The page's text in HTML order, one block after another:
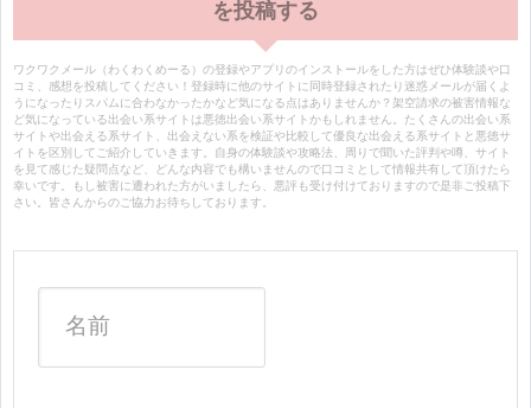
を投稿する
ワクワクメール（わくわくめーる）の登録やアプリのインストールをした方はぜひ体験談や口
コミ、感想を投稿してください！登録時に他のサイトに同時登録されたり迷惑メールが届くよ
うになったりスパムに合わなかったかなど気になる点はありませんか？架空請求の被害情報な
ど気になっている出会い系サイトは悪徳出会い系サイトかもしれません。たくさんの出会い系
サイトや出会える系サイト、出会えない系を検証や比較して優良な出会える系サイトと悪徳サ
イトを区別してご紹介していきます。自身の体験談や攻略法、周りで聞いた評判や噂、サイト
を見て感じた疑問点など、どんな内容でも構いませんので口コミとして情報共有して頂けたら
幸いです。もし被害に遭われた方がいましたら、悪評も受け付けておりますので是非ご投稿下
さい。皆さんからのご協力お待ちしております。